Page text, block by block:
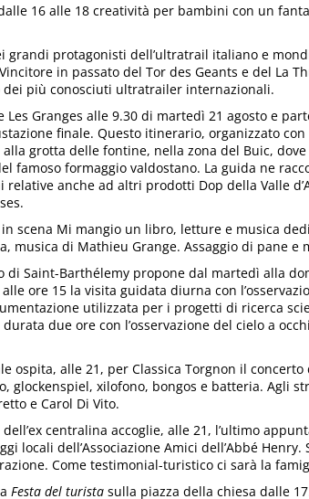
16 alle 18 creatività per bambini con un
grandi protagonisti dell’ultratrail italiano e
in passato del Tor des Geants e del La
più conosciuti ultratrailer internazionali.
Les Granges alle 9.30 di martedì 21 agosto e
finale. Questo itinerario, organizzato con
grotta delle fontine, nella zona del Buic,
famoso formaggio valdostano. La guida ne
anche ad altri prodotti Dop della Valle
in scena Mi mangio un libro, letture e musica
musica di Mathieu Grange. Assaggio di pane e
di Saint-Barthélemy propone dal martedì alla
ore 15 la visita guidata diurna con
utilizzata per i progetti di ricerca
due ore con l’osservazione del cielo a
ospita, alle 21, per Classica Torgnon il concerto
glockenspiel, xilofono, bongos e batteria. Agli
e Carol Di Vito.
centralina accoglie, alle 21, l’ultimo
locali dell’Associazione Amici dell’Abbé
Come testimonial-turistico ci sarà la
Festa del turista sulla piazza della chiesa dalle